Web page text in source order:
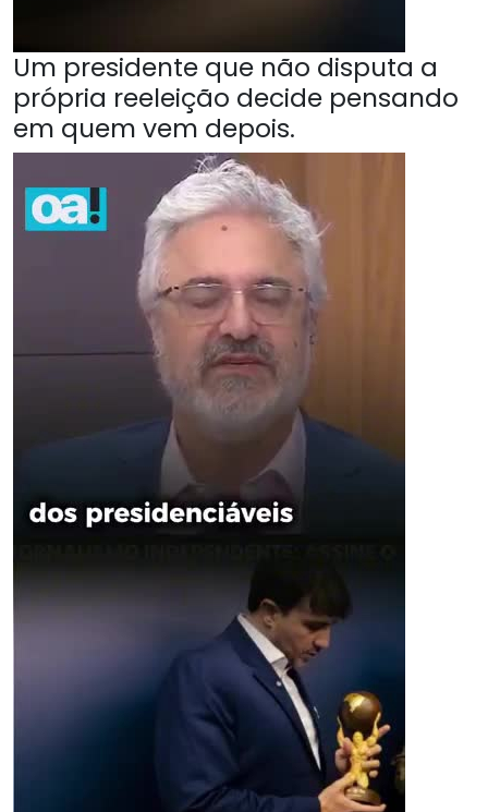
Um presidente que não disputa a
própria reeleição decide pensando
em quem vem depois.